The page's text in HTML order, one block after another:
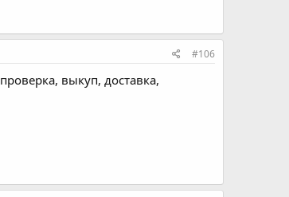
#106
выкуп, доставка,